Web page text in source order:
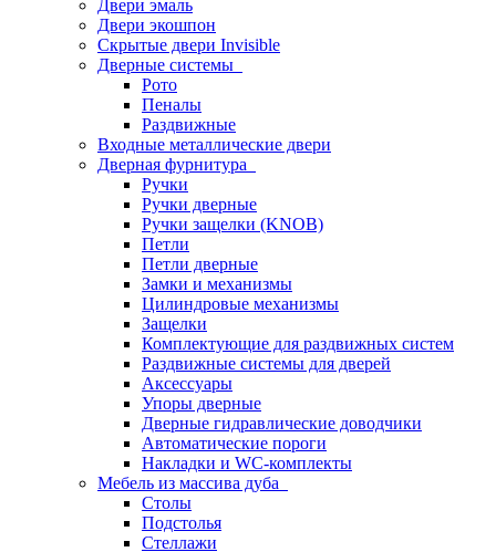
Двери эмаль
Двери экошпон
Скрытые двери Invisible
Дверные системы
Рото
Пеналы
Раздвижные
Входные металлические двери
Дверная фурнитура
Ручки
Ручки дверные
Ручки защелки (KNOB)
Петли
Петли дверные
Замки и механизмы
Цилиндровые механизмы
Защелки
Комплектующие для раздвижных систем
Раздвижные системы для дверей
Аксессуары
Упоры дверные
Дверные гидравлические доводчики
Автоматические пороги
Накладки и WC-комплекты
Мебель из массива дуба
Столы
Подстолья
Стеллажи